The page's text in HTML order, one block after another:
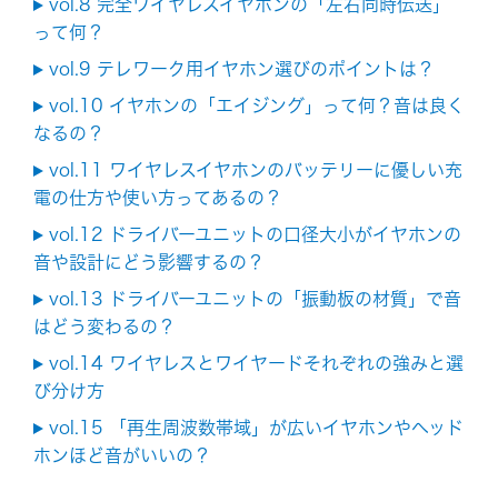
vol.8 完全ワイヤレスイヤホンの「左右同時伝送」
って何？
vol.9 テレワーク用イヤホン選びのポイントは？
vol.10 イヤホンの「エイジング」って何？音は良く
なるの？
vol.11 ワイヤレスイヤホンのバッテリーに優しい充
電の仕方や使い方ってあるの？
vol.12 ドライバーユニットの口径大小がイヤホンの
音や設計にどう影響するの？
vol.13 ドライバーユニットの「振動板の材質」で音
はどう変わるの？
vol.14 ワイヤレスとワイヤードそれぞれの強みと選
び分け方
vol.15 「再生周波数帯域」が広いイヤホンやヘッド
ホンほど音がいいの？